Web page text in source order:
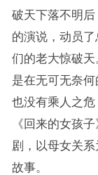
破天下落不明
的演说，动员
们的老大惊破
是在无可无奈
也没有乘人之危
《回来的女孩
剧，以母女关
故事。